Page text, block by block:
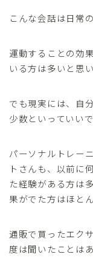
こんな会話は日常
運動することの効
いる方は多いと思い
でも現実には、自
少数といっていいで
パーソナルトレー
トさんも、以前に
た経験がある方は
果がでた方はほと
通販で買ったエク
度は聞いたことは